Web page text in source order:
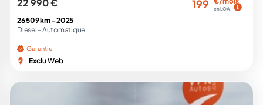
199 en LOA
26 509 km -2025
Diesel - Automatique
Garantie
Exclu Web